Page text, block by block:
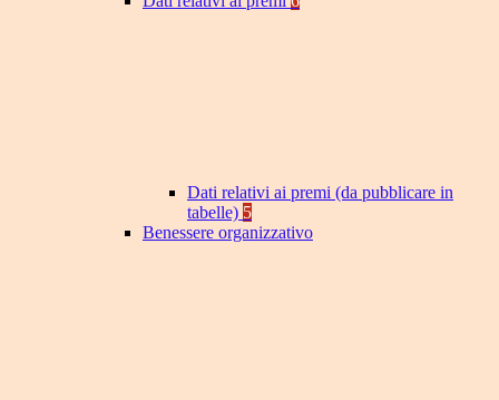
Dati relativi ai premi (da pubblicare in
tabelle) 5
Benessere organizzativo